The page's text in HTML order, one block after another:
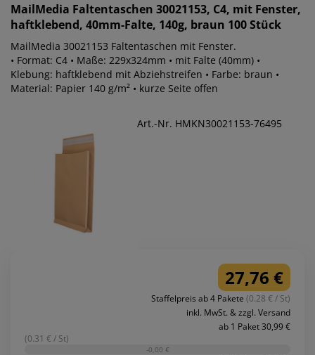
MailMedia Faltentaschen 30021153, C4, mit Fenster,
haftklebend, 40mm-Falte, 140g, braun 100 Stück
MailMedia 30021153 Faltentaschen mit Fenster.
• Format: C4 • Maße: 229x324mm • mit Falte (40mm) •
Klebung: haftklebend mit Abziehstreifen • Farbe: braun •
Material: Papier 140 g/m² • kurze Seite offen
Art.-Nr. HMKN30021153-76495
27,76 €
Staffelpreis ab 4 Pakete (0.28 € / St)
inkl. MwSt. & zzgl. Versand
ab 1 Paket 30,99 €
(0.31 € / St)
-0,00 €